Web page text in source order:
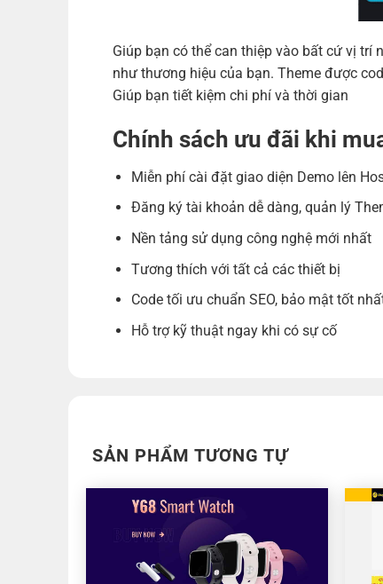
Giúp bạn có thể can thiệp vào bất cứ vị trí
như thương hiệu của bạn. Theme được
Giúp bạn tiết kiệm chi phí và thời gian
Chính sách ưu đãi khi
Miễn phí cài đặt giao diện Demo lên
Đăng ký tài khoản dễ dàng, quản lý
Nền tảng sử dụng công nghệ mới nhất
Tương thích với tất cả các thiết bị
Code tối ưu chuẩn SEO, bảo mật tốt
Hỗ trợ kỹ thuật ngay khi có sự cố
SẢN PHẨM TƯƠNG TỰ